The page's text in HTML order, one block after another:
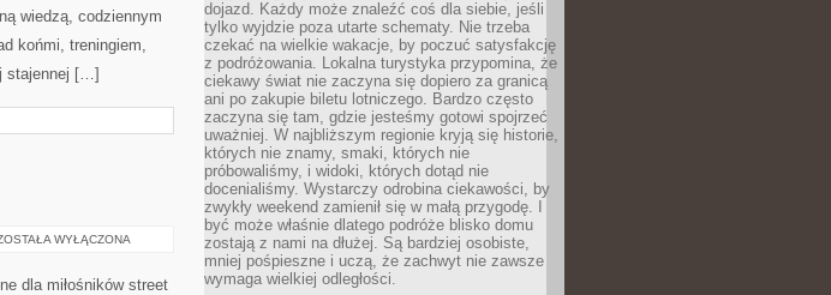
wiedzą, codziennym
końmi, treningiem,
stajennej […]
WYŁĄCZONA
dla miłośników street
dojazd. Każdy może znaleźć coś dla siebie, jeśli
tylko wyjdzie poza utarte schematy. Nie trzeba
czekać na wielkie wakacje, by poczuć satysfakcję
z podróżowania. Lokalna turystyka przypomina, że
ciekawy świat nie zaczyna się dopiero za granicą
ani po zakupie biletu lotniczego. Bardzo często
zaczyna się tam, gdzie jesteśmy gotowi spojrzeć
uważniej. W najbliższym regionie kryją się historie,
których nie znamy, smaki, których nie
próbowaliśmy, i widoki, których dotąd nie
docenialiśmy. Wystarczy odrobina ciekawości, by
zwykły weekend zamienił się w małą przygodę. I
być może właśnie dlatego podróże blisko domu
zostają z nami na dłużej. Są bardziej osobiste,
mniej pośpieszne i uczą, że zachwyt nie zawsze
wymaga wielkiej odległości.